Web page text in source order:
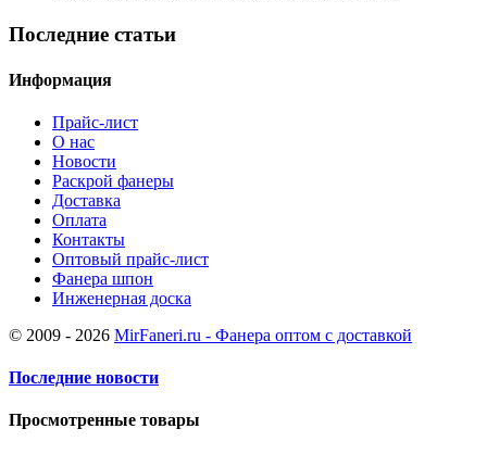
Последние статьи
Информация
Прайс-лист
О нас
Новости
Раскрой фанеры
Доставка
Оплата
Контакты
Оптовый прайс-лист
Фанера шпон
Инженерная доска
© 2009 - 2026 MirFaneri.ru - Фанера оптом с доставкой
Последние новости
Просмотренные товары